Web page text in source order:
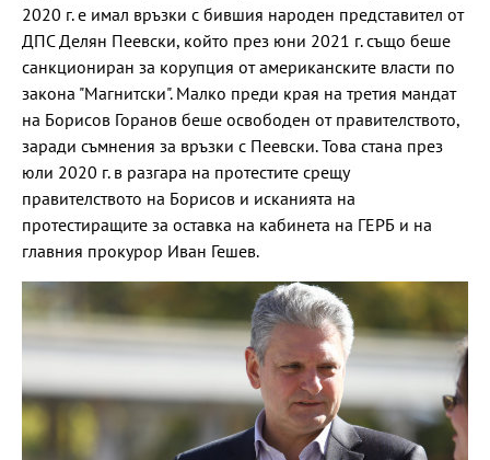
2020 г. е имал връзки с бившия народен представител от
ДПС Делян Пеевски, който през юни 2021 г. също беше
санкциониран за корупция от американските власти по
закона "Магнитски". Малко преди края на третия мандат
на Борисов Горанов беше освободен от правителството,
заради съмнения за връзки с Пеевски. Това стана през
юли 2020 г. в разгара на протестите срещу
правителството на Борисов и исканията на
протестиращите за оставка на кабинета на ГЕРБ и на
главния прокурор Иван Гешев.